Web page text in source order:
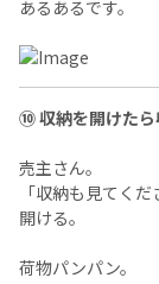
あるあるです。
⑩ 収納を開けた
売主さん。
「収納も見てくだ
開ける。
荷物パンパン。